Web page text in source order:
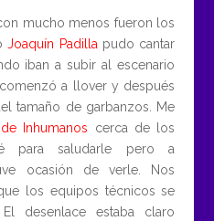
mucho menos fueron los
Joaquín Padillapudo cantar
iban a subir al escenario
a llover y después
tamaño de garbanzos. Me
Inhumanos cerca de los
para saludarle pero a
ocasión de verle. Nos
los equipos técnicos se
desenlace estaba claro